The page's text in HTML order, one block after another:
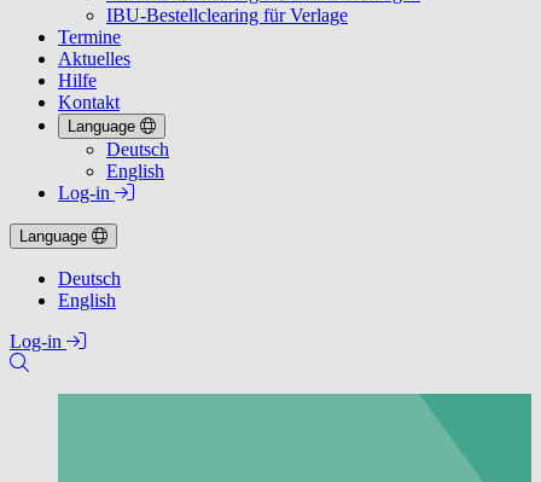
IBU-Bestellclearing für Verlage
Termine
Aktuelles
Hilfe
Kontakt
Language
Deutsch
English
Log-in
Language
Deutsch
English
Log-in